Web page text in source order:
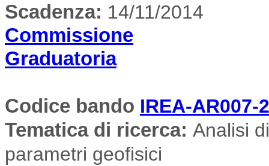
Scadenza: 14/11/2014
Commissione
Graduatoria
Codice bando IREA-AR007-
Tematica di ricerca: Analisi
parametri geofisici